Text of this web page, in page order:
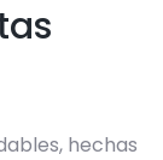
hechas